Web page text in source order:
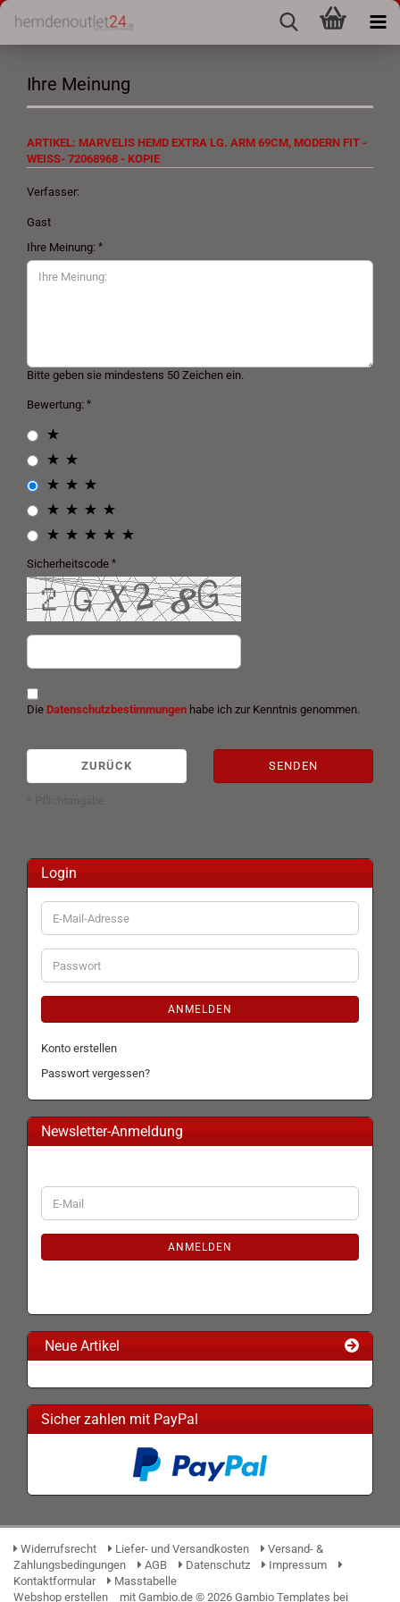
Ihre Meinung
ARTIKEL: MARVELIS HEMD EXTRA LG. ARM 69CM, MODERN FIT -
WEISS- 72068968 - KOPIE
Verfasser:
Gast
Ihre Meinung:
Bitte geben sie mindestens 50 Zeichen ein.
Bewertung:
Sicherheitscode
Die Datenschutzbestimmungen habe ich zur Kenntnis genommen.
ZURÜCK SENDEN
Login
E-
Mail-
Adresse
Passwort
ANMELDEN
Konto erstellen
Passwort vergessen?
Newsletter-Anmeldung
WEITER
ZUR
E-
Mail
ANMELDEN
Neue Artikel
Sicher zahlen mit PayPal
Widerrufsrecht Liefer- und Versandkosten
Versand- &
Zahlungsbedingungen
AGB Datenschutz
Impressum
Kontaktformular
Masstabelle
Webshop erstellen
mit Gambio.de © 2026 Gambio Templates bei